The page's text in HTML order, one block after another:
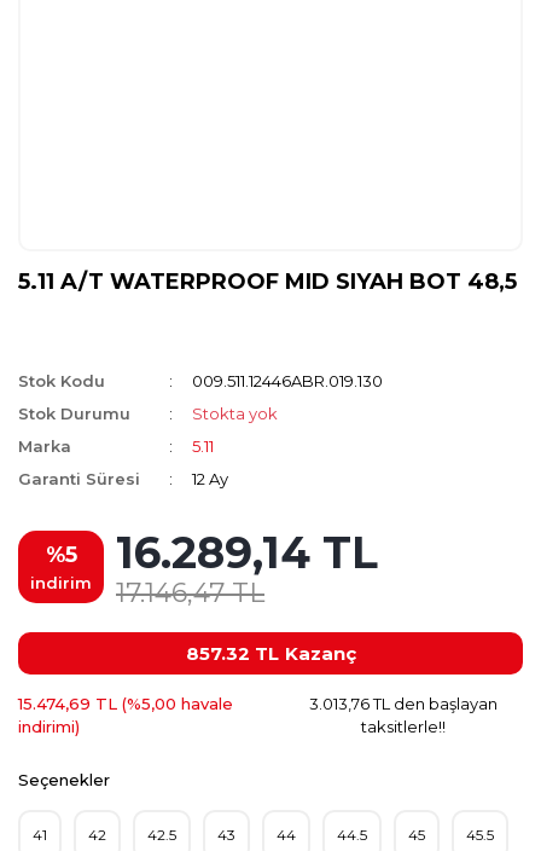
5.11 A/T WATERPROOF MID SIYAH BOT 48,5
Stok Kodu
009.511.12446ABR.019.130
Stok Durumu
Stokta yok
Marka
5.11
Garanti Süresi
12 Ay
%5
indirim
16.289,14 TL
17.146,47 TL
857.32 TL Kazanç
15.474,69 TL (%5,00 havale
indirimi)
3.013,76 TL den başlayan
taksitlerle!!
Seçenekler
41 42 42.5 43 44 44.5 45 45.5